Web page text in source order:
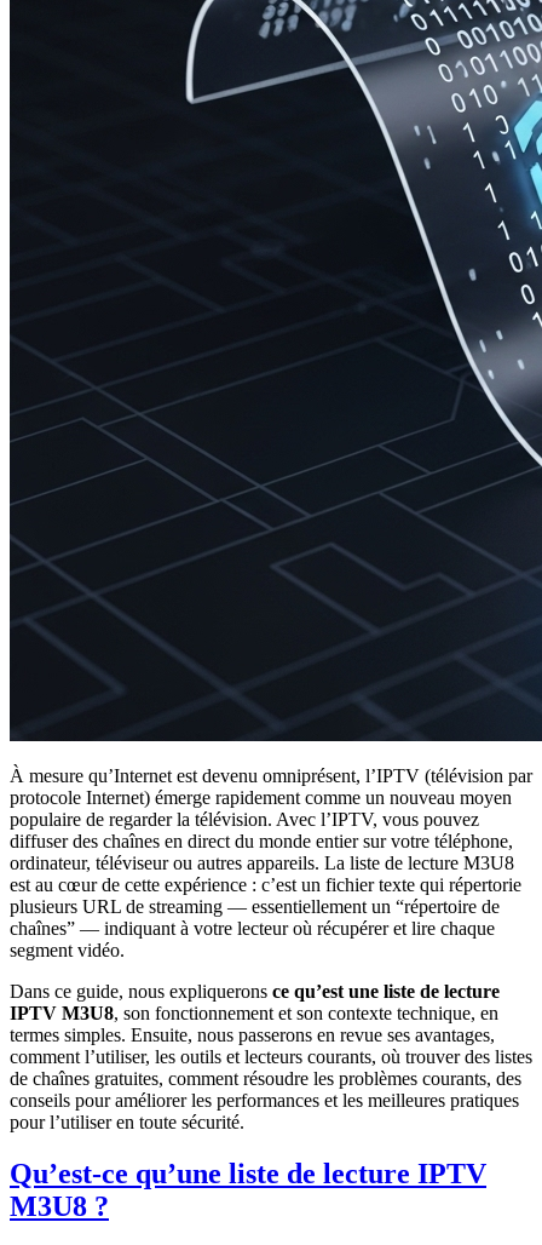
À mesure qu’Internet est devenu omniprésent, l’IPTV (télévision par
protocole Internet) émerge rapidement comme un nouveau moyen
populaire de regarder la télévision. Avec l’IPTV, vous pouvez
diffuser des chaînes en direct du monde entier sur votre téléphone,
ordinateur, téléviseur ou autres appareils. La liste de lecture M3U8
est au cœur de cette expérience : c’est un fichier texte qui répertorie
plusieurs URL de streaming — essentiellement un “répertoire de
chaînes” — indiquant à votre lecteur où récupérer et lire chaque
segment vidéo.
Dans ce guide, nous expliquerons ce qu’est une liste de lecture
IPTV M3U8, son fonctionnement et son contexte technique, en
termes simples. Ensuite, nous passerons en revue ses avantages,
comment l’utiliser, les outils et lecteurs courants, où trouver des listes
de chaînes gratuites, comment résoudre les problèmes courants, des
conseils pour améliorer les performances et les meilleures pratiques
pour l’utiliser en toute sécurité.
Qu’est-ce qu’une liste de lecture IPTV
M3U8 ?